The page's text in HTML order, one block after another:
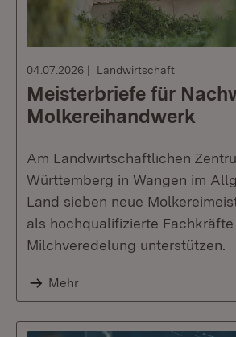
04.07.2026 Landwirtschaft
Meisterbriefe für
Molkereihandwerk
Am Landwirtschaftlichen
Württemberg in Wangen im
Land sieben neue
als hochqualifizierte
Milchveredelung unterstützen.
Mehr